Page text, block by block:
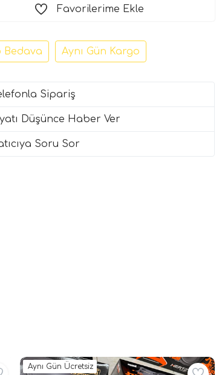
Favorilerime Ekle
Bedava Aynı Gün Kargo
Sipariş
Düşünce Haber Ver
Soru Sor
Aynı Gün Ücretsiz